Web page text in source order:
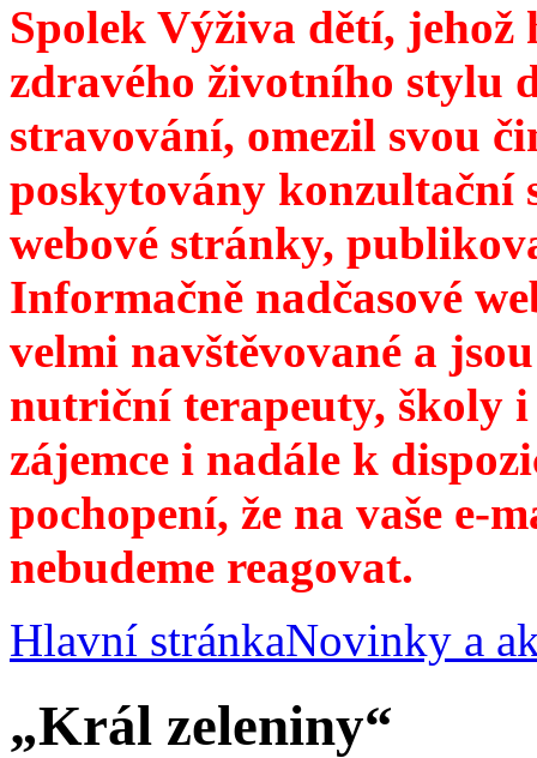
Spolek Výživa dětí,
zdravého životního stylu
stravování, omezil svou
poskytovány konzultační
webové stránky,
Informačně nadčasové
velmi navštěvované a
nutriční terapeuty, školy
zájemce i nadále k
pochopení, že na vaše e-
nebudeme reagovat.
Hlavní stránkaNovinky a
„Král zeleniny“